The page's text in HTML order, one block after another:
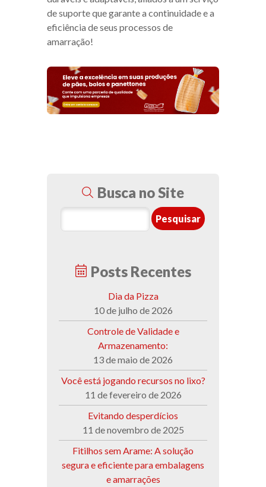
de suporte que garante a continuidade e a
eficiência de seus processos de
amarração!
Busca no Site
Posts Recentes
Dia da Pizza
10 de julho de 2026
Controle de Validade e
Armazenamento:
13 de maio de 2026
Você está jogando recursos no lixo?
11 de fevereiro de 2026
Evitando desperdícios
11 de novembro de 2025
Fitilhos sem Arame: A solução
segura e eficiente para embalagens
e amarrações